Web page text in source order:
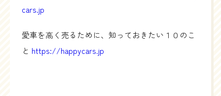
cars.jp
愛車を高く売るために、知っておきたい１０のこ
と https://happycars.jp